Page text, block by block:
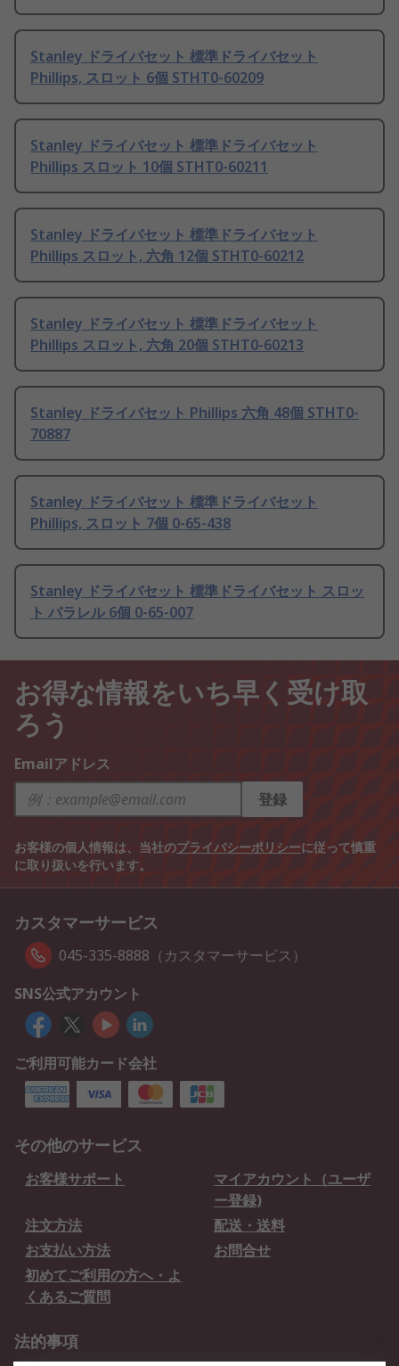
Stanley ドライバセット 標準ドライバセット
Phillips, スロット 6個 STHT0-60209
Stanley ドライバセット 標準ドライバセット
Phillips スロット 10個 STHT0-60211
Stanley ドライバセット 標準ドライバセット
Phillips スロット, 六角 12個 STHT0-60212
Stanley ドライバセット 標準ドライバセット
Phillips スロット, 六角 20個 STHT0-60213
Stanley ドライバセット Phillips 六角 48個 STHT0-
70887
Stanley ドライバセット 標準ドライバセット
Phillips, スロット 7個 0-65-438
Stanley ドライバセット 標準ドライバセット スロッ
ト パラレル 6個 0-65-007
お得な情報をいち早く受け取
ろう
Emailアドレス
登録
お客様の個人情報は、当社のプライバシーポリシーに従って慎重
に取り扱いを行います。
カスタマーサービス
045-335-8888（カスタマーサービス）
SNS公式アカウント
ご利用可能カード会社
その他のサービス
お客様サポート
マイアカウント（ユーザ
ー登録)
注文方法
配送・送料
お支払い方法
お問合せ
初めてご利用の方へ・よ
くあるご質問
法的事項